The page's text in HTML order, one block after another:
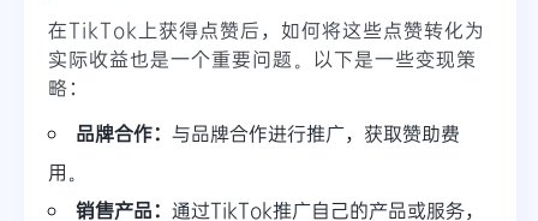
在TikTok上获得点赞后，如何将这些点赞转化为
实际收益也是一个重要问题。以下是一些变现策
略：
品牌合作： 与品牌合作进行推广，获取赞助费
用。
销售产品： 通过TikTok推广自己的产品或服务，